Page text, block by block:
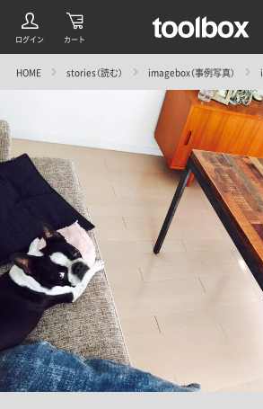
HOME stories（読む） imagebox（事例写真）